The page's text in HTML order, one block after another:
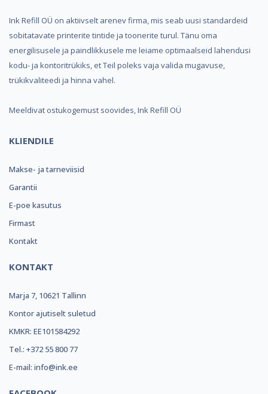
Ink Refill OÜ on aktiivselt arenev firma, mis seab uusi standardeid
sobitatavate printerite tintide ja toonerite turul. Tänu oma
energilisusele ja paindlikkusele me leiame optimaalseid lahendusi
kodu- ja kontoritrükiks, et Teil poleks vaja valida mugavuse,
trükikvaliteedi ja hinna vahel.
Meeldivat ostukogemust soovides, Ink Refill OÜ
KLIENDILE
Makse- ja tarneviisid
Garantii
E-poe kasutus
Firmast
Kontakt
KONTAKT
Marja 7, 10621 Tallinn
Kontor ajutiselt suletud
KMKR: EE101584292
Tel.: +372 55 800 77
E-mail: info@ink.ee